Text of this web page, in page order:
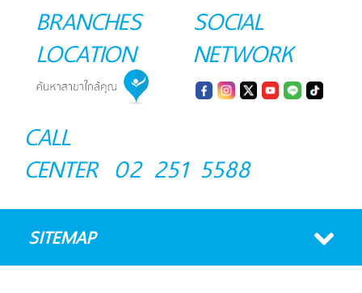
BRANCHES
LOCATION
SOCIAL
NETWORK
CALL
CENTER 02 251 5588
SITEMAP